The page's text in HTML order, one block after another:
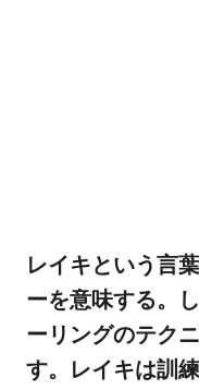
レイキという言
ーを意味する。
ーリングのテク
す。レイキは訓